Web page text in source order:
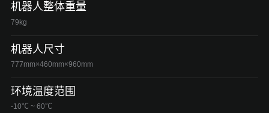
机器人整体重量
79kg
机器人尺寸
777mm×460mm×960mm
环境温度范围
-10℃ ~ 60℃